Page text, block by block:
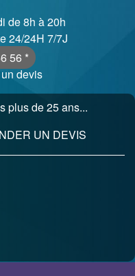
de 8h à 20h
24/24H 7/7J
56 *
devis
plus de 25 ans...
UN DEVIS